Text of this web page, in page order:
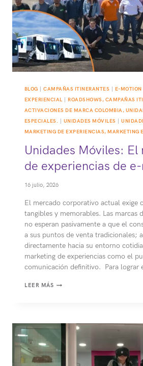
ALCANCE
ESTRATÉGICO?
BLOG |CAMPAÑAS ITINERANTES E-MOTION
EXPERIENCIAL
ROADSHOWS, CAMPAÑAS
ACTIVACIONES DE MARCA COLOMBIA,
ESPECIALES.
UNIDADES MÓVILES |
MARKETING DE EXPERIENCIAS, MARKETING
Unidades Móviles: El
de experiencias de
16 julio, 2026
El mercado corporativo actual exige
tangibles y memorables. Las marcas
no esperan pasivamente a que el
a sus puntos de venta tradicionales;
directamente hacia su entorno
marketing de experiencias como el
comunicación definitivo. Para lograr
LEER MÁSUNIDADES
DE